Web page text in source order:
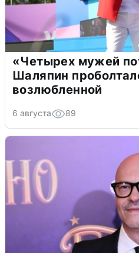
«Четырех мужей
Шаляпин
возлюбленной
6 августа 89